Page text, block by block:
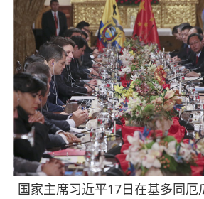
国家主席习近平17日在基多同